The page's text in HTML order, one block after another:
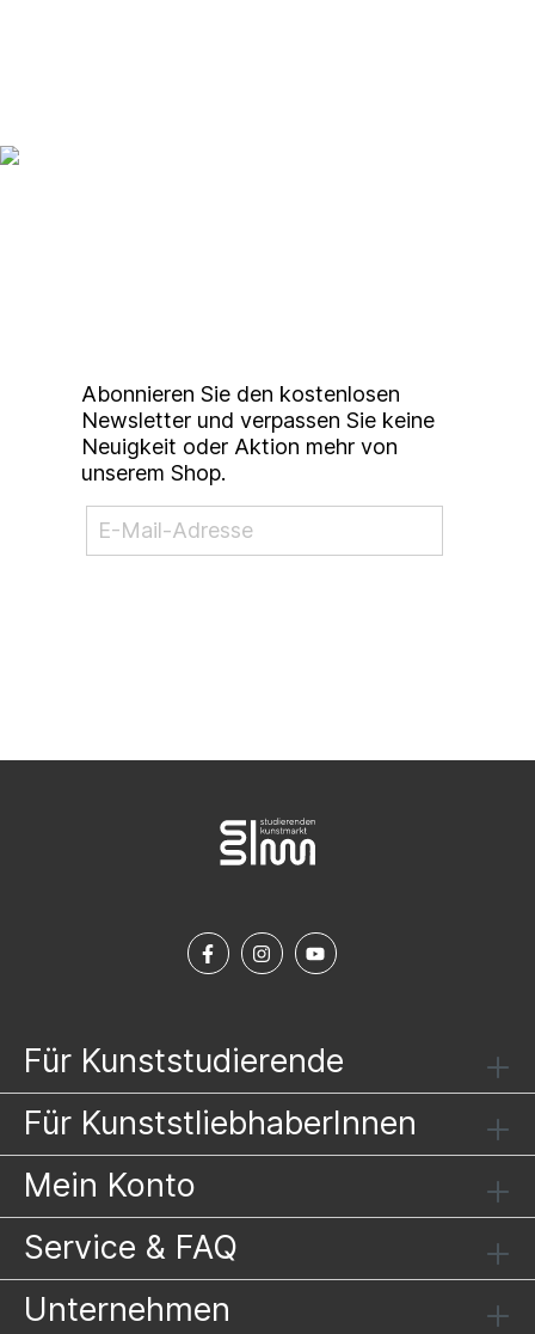
Abonnieren Sie den kostenlosen
Newsletter und verpassen Sie keine
Neuigkeit oder Aktion mehr von
unserem Shop.
Für Kunststudierende
Für KunststliebhaberInnen
Mein Konto
Service & FAQ
Unternehmen